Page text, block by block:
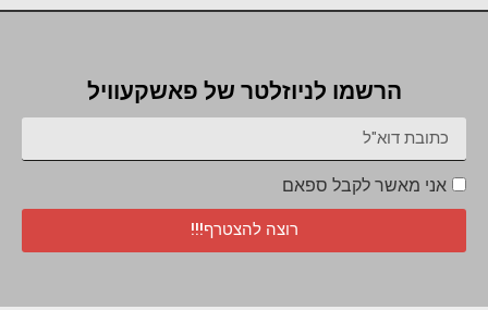
הרשמו לניוזלטר של פאשקעוויל
אני מאשר לקבל ספאם
רוצה להצטרף!!!